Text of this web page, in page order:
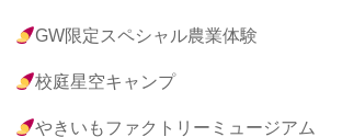
GW限定スペシャル農業体験
校庭星空キャンプ
やきいもファクトリーミュージ